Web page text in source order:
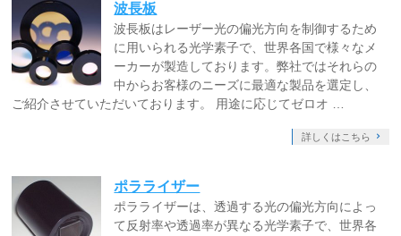
波長板
波長板はレーザー光の偏光方向を制御するため
に用いられる光学素子で、世界各国で様々なメ
ーカーが製造しております。弊社ではそれらの
中からお客様のニーズに最適な製品を選定し、
ご紹介させていただいております。 用途に応じてゼロオ …
詳しくはこちら
ポラライザー
ポラライザーは、透過する光の偏光方向によっ
て反射率や透過率が異なる光学素子で、世界各